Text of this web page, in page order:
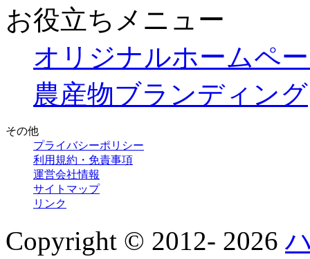
お役立ちメニュー
オリジナルホームペ
農産物ブランディング
その他
プライバシーポリシー
利用規約・免責事項
運営会社情報
サイトマップ
リンク
Copyright © 2012- 2026